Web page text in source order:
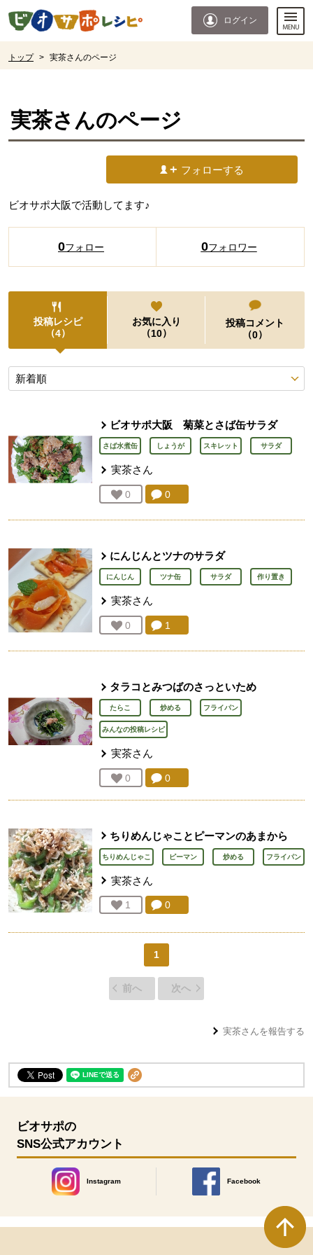
ページの先頭です。
ログイン
トップ > 実茶さんのページ
実茶さんのページ
フォローする
ビオサポ大阪で活動してます♪
0フォロー 0フォロワー
投稿レシピ
（4）
お気に入り
（10）
投稿コメント
（0）
投稿レシピ
ビオサポ大阪 菊菜とさば缶サラダ
さば水煮缶 しょうが スキレット サラダ
実茶さん
お気に入り登録：
0 人が登録コメント：
0
にんじんとツナのサラダ
にんじん ツナ缶 サラダ 作り置き
実茶さん
お気に入り登録：
0 人が登録コメント：
1
タラコとみつばのさっといため
たらこ 炒める フライパン
みんなの投稿レシピ
実茶さん
お気に入り登録：
0 人が登録コメント：
0
ちりめんじゃことピーマンのあまから
ちりめんじゃこ ピーマン 炒める フライパン
実茶さん
お気に入り登録：
1 人が登録コメント：
0
1
前へ 次へ
実茶さんを報告する
ビオサポの
SNS公式アカウント
Instagram
別のウィンドウで開きます。
Facebook
別のウィンドウで開きます